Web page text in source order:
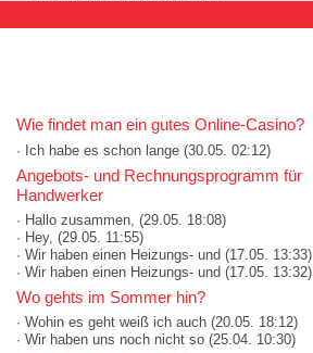
Wie findet man ein gutes Online-Casino?
· Ich habe es schon lange (30.05. 02:12)
Angebots- und Rechnungsprogramm für
Handwerker
· Hallo zusammen, (29.05. 18:08)
· Hey, (29.05. 11:55)
· Wir haben einen Heizungs- und (17.05. 13:33)
· Wir haben einen Heizungs- und (17.05. 13:32)
Wo gehts im Sommer hin?
· Wohin es geht weiß ich auch (20.05. 18:12)
· Wir haben uns noch nicht so (25.04. 10:30)
Auswahlmöglichkeiten